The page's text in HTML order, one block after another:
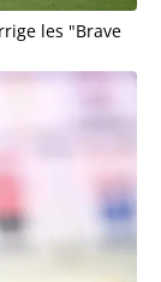
les "Brave